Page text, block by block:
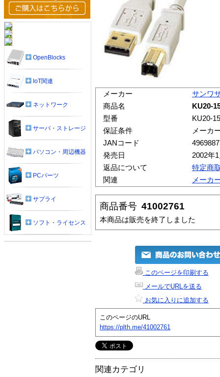
メーカー
サンワ
商品名
KU20-
型番
KU20-
保証条件
メーカ
JANコード
発売日
2002年
返品について
特定商
関連
メーカ
商品番号 41002761
本商品は販売を終了しました
このページを印刷する
メールでURLを送る
お気に入りに追加する
このページのURL
https://plth.me/41002761
関連カテゴリ
OpenBlocks
IoT関連
ネットワーク
サーバ・ストレージ
パソコン・周辺機器
PCパーツ
サプライ
ソフト・ライセンス